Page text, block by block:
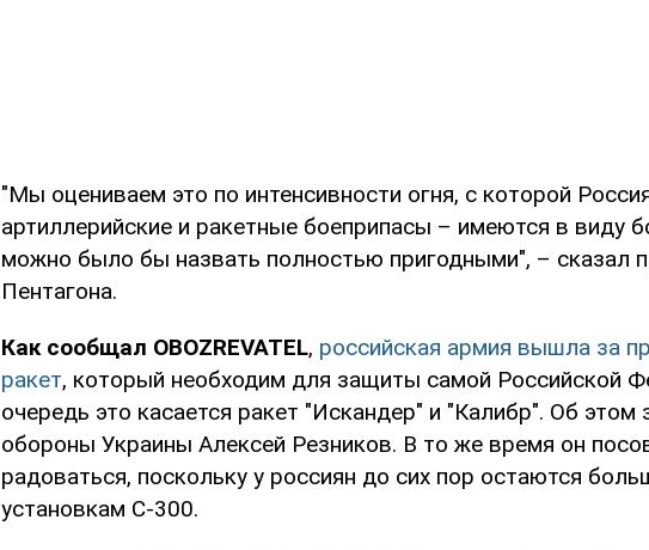
"Мы оцениваем это по интенсивности огня, с которой
артиллерийские и ракетные боеприпасы – имеются в виду
можно было бы назвать полностью пригодными", – сказал
Пентагона.
Как сообщал OBOZREVATEL, российская армия вышла за
ракет, который необходим для защиты самой Российской
очередь это касается ракет "Искандер" и "Калибр". Об этом
обороны Украины Алексей Резников. В то же время он
радоваться, поскольку у россиян до сих пор остаются
установкам С-300.